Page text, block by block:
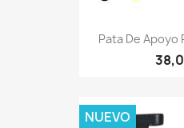
Pata De Apoyo
NUEVO